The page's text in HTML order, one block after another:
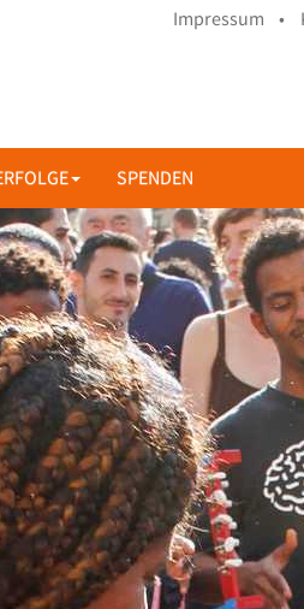
Impressum •
SPENDEN